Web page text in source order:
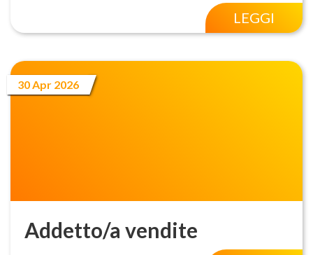
LEGGI
30 Apr 2026
Addetto/a vendite